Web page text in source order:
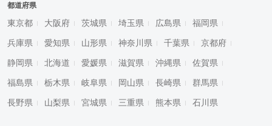
都道府県
東京都 大阪府 茨城県 埼玉県 広島県 福岡県
兵庫県 愛知県 山形県 神奈川県 千葉県 京都府
静岡県 北海道 愛媛県 滋賀県 沖縄県 佐賀県
福島県 栃木県 岐阜県 岡山県 長崎県 群馬県
長野県 山梨県 宮城県 三重県 熊本県 石川県